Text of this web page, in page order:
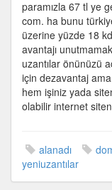
paramızla 67 tl ye
com. ha bunu
üzerine yüzde 18
avantajı
uzantılar önünüzü
için dezavantaj
hem işiniz yada
olabilir internet
alanadı
yeniuzantılar